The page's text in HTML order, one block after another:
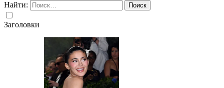
Найти:
Заголовки